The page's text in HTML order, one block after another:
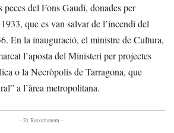
del Fons Gaudí, donades per
que es van salvar de l’incendi del
En la inauguració, el ministre de Cultura,
l’aposta del Ministeri per projectes
o la Necròpolis de Tarragona, que
a l’àrea metropolitana.
- Et Recomanem -